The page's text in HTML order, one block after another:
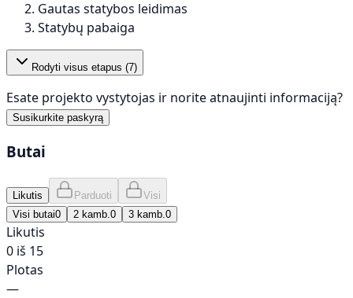
Gautas statybos leidimas
Statybų pabaiga
Rodyti visus etapus (7)
Esate projekto vystytojas ir norite atnaujinti informaciją?
Susikurkite paskyrą
Butai
Likutis Parduoti
Visi
Visi butai0 2 kamb. 0 3 kamb. 0
Likutis
0 iš 15
Plotas
—